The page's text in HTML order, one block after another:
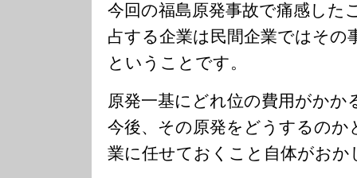
今回の福島原発事故で痛感した
占する企業は民間企業ではその
ということです。
原発一基にどれ位の費用がか
今後、その原発をどうするのか
業に任せておくこと自体がおか